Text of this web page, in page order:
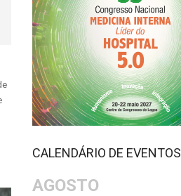
CALENDÁRIO DE EVENTOS
AGOSTO